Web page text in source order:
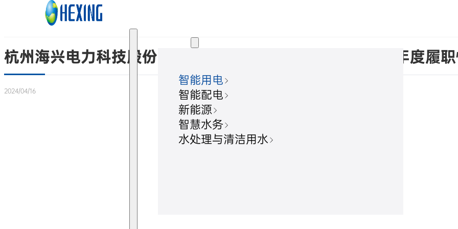
跳转到主要内容 跳转到页脚
智能用电
智能配电
新能源
智慧水务
水处理与清洁用水
杭州海兴电力科技股份有限公司 董事会审计委员会 2023 年度履
2024/04/16